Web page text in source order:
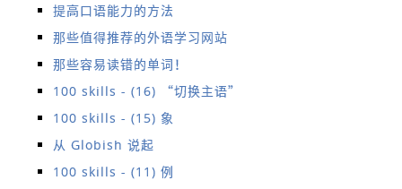
提高口语能力的方法
那些值得推荐的外语学习网站
那些容易读错的单词！
100 skills - (16) “切换主语”
100 skills - (15) 象
从 Globish 说起
100 skills - (11) 例